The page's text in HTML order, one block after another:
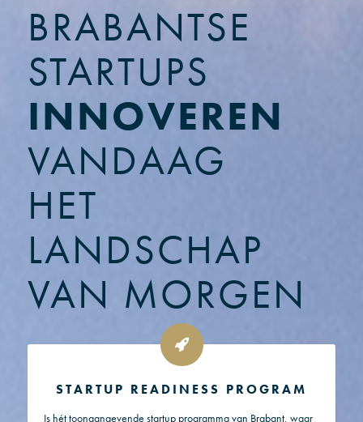
BRABANTSE
STARTUPS
INNOVEREN
VANDAAG
HET
LANDSCHAP
VAN MORGEN
STARTUP READINESS PROGRAM
Is hét toonaangevende startup programma van Brabant, waar